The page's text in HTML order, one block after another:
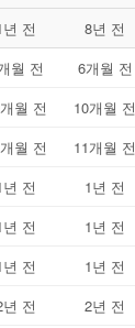
년 전
8년 전
월 전
6개월 전
월 전
10개월 전
월 전
11개월 전
년 전
1년 전
년 전
1년 전
년 전
1년 전
전
2년 전